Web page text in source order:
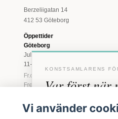
Berzeliigatan 14
412 53 Göteborg
Öppettider
Göteborg
Juli: Tis 11-18 · Lör
11-16
Fr.o.m. augusti: Tis-
Fre 11-18 · Lör 11-
Marstrand
KONSTSAMLARENS
Var först när
anländer
Vi använder